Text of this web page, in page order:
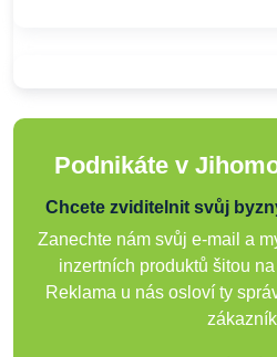
Podnikáte v
Chcete zviditelnit svůj
Zanechte nám svůj e-mail a
inzertních produktů šitou
Reklama u nás osloví ty